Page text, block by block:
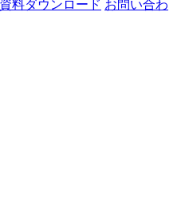
資料ダウンロード お問い合わ